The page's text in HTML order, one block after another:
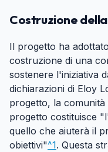
Costruzione
Il progetto ha
costruzione di una
sostenere l'iniziativa
dichiarazioni di Eloy
progetto, la
progetto costituisce
quello che aiuterà il
obiettivi"^1. Questa